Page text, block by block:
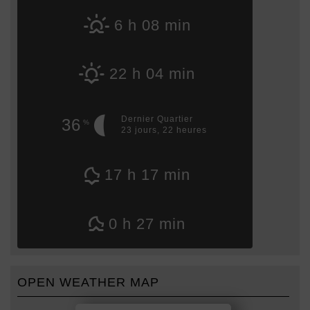
6 h 08 min
22 h 04 min
36 %
Dernier Quartier
23 jours, 22 heures
17 h 17 min
0 h 27 min
OPEN WEATHER MAP